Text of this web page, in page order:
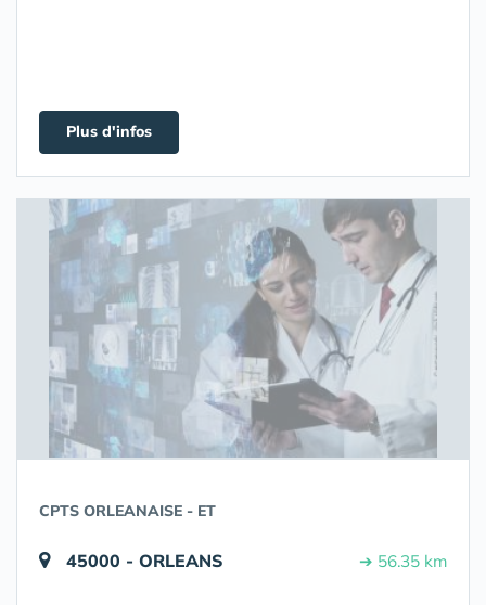
Plus d'infos
CPTS ORLEANAISE - ET
45000 - ORLEANS ➔ 56.35 km